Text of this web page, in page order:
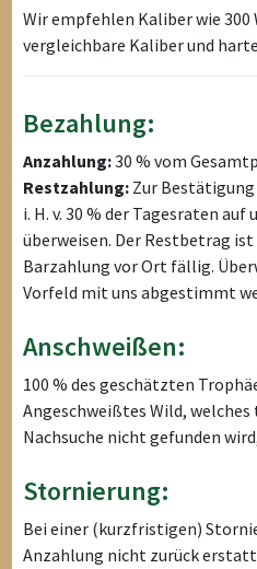
Wir empfehlen Kaliber wie 300
vergleichbare Kaliber und
Bezahlung:
Anzahlung:30 % vom
Restzahlung: Zur
i. H. v. 30 % der Tagesraten
überweisen. Der Restbetrag ist
Barzahlung vor Ort fällig.
Vorfeld mit uns abgestimmt
Anschweißen:
100 % des geschätzten
Angeschweißtes Wild,
Nachsuche nicht gefunden
Stornierung:
Bei einer (kurzfristigen)
Anzahlung nicht zurück